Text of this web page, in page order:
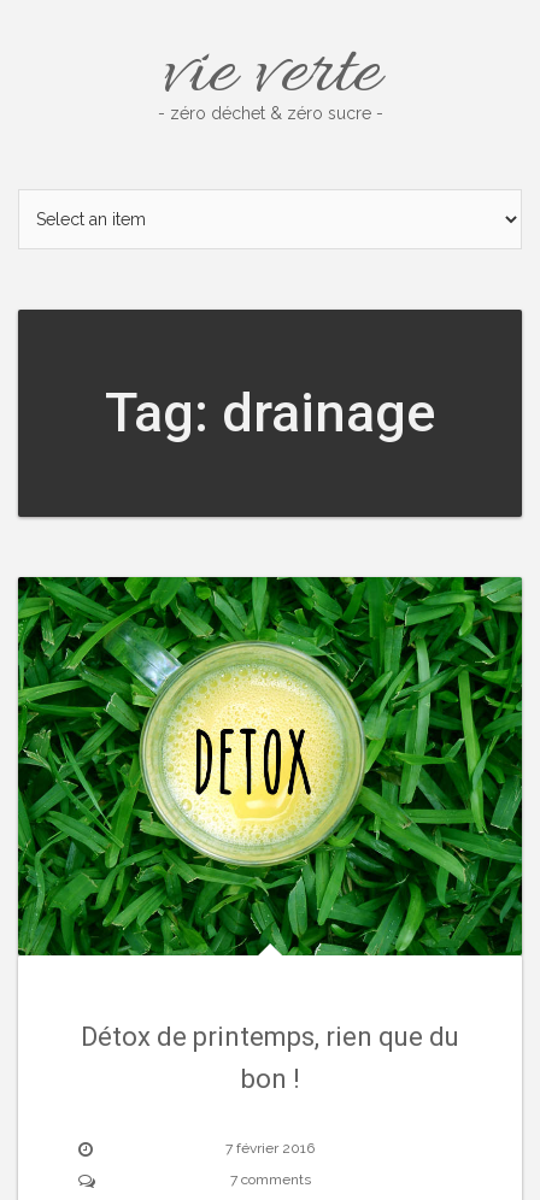
vie verte
- zéro déchet & zéro sucre -
Tag: drainage
Détox de printemps, rien que du
bon !
7 février 2016
7 comments